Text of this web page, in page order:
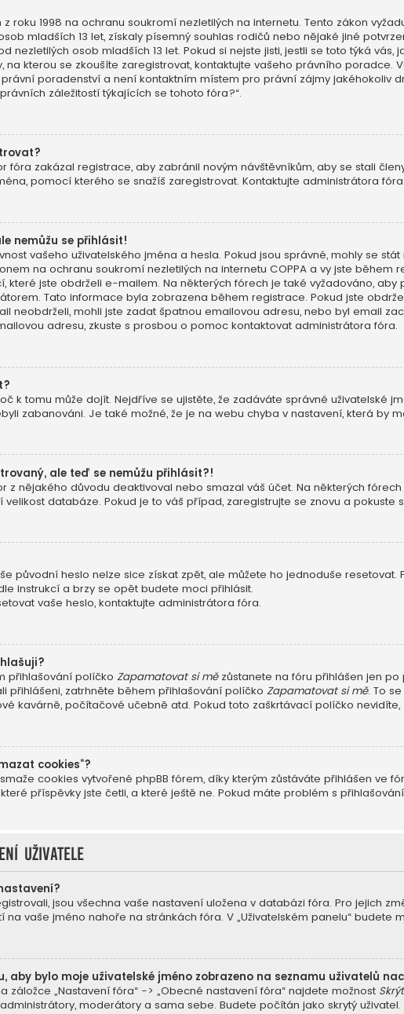
z roku 1998 na ochranu soukromí nezletilých na internetu. Tento zákon
mladších 13 let, získaly písemný souhlas rodičů nebo nějaké jiné
nezletilých osob mladších 13 let. Pokud si nejste jisti, jestli se toto týká
na kterou se zkoušíte zaregistrovat, kontaktujte vašeho právního poradce.
poradenství a není kontaktním místem pro právní zájmy jakéhokoliv
záležitostí týkajících se tohoto fóra?“.
fóra zakázal registrace, aby zabránil novým návštěvníkům, aby se stali
pomocí kterého se snažíš zaregistrovat. Kontaktujte administrátora
nemůžu se přihlásit!
vašeho uživatelského jména a hesla. Pokud jsou správné, mohly se
na ochranu soukromí nezletilých na internetu COPPA a vy jste
které jste obdrželi e-mailem. Na některých fórech je také vyžadováno,
Tato informace byla zobrazena během registrace. Pokud jste
neobdrželi, mohli jste zadat špatnou emailovou adresu, nebo byl email
adresu, zkuste s prosbou o pomoc kontaktovat administrátora fóra.
k tomu může dojít. Nejdříve se ujistěte, že zadáváte správné uživatelské
zabanováni. Je také možné, že je na webu chyba v nastavení, která by
ale teď se nemůžu přihlásit?!
z nějakého důvodu deaktivoval nebo smazal váš účet. Na některých
velikost databáze. Pokud je to váš případ, zaregistrujte se znovu a pokuste
původní heslo nelze sice získat zpět, ale můžete ho jednoduše
instrukcí a brzy se opět budete moci přihlásit.
vaše heslo, kontaktujte administrátora fóra.
přihlašování políčko Zapamatovat si mězůstanete na fóru přihlášen jen po
přihlášeni, zatrhněte během přihlašování políčko Zapamatovat si mě. To
kavárně, počítačové učebně atd. Pokud toto zaškrtávací políčko
cookies“?
smaže cookies vytvořené phpBB fórem, díky kterým zůstáváte přihlášen ve
příspěvky jste četli, a které ještě ne. Pokud máte problém s
uživatele
jsou všechna vaše nastavení uložena v databázi fóra. Pro jejich
na vaše jméno nahoře na stránkách fóra. V „Uživatelském panelu“
aby bylo moje uživatelské jméno zobrazeno na seznamu uživatelů
záložce „Nastavení fóra“ -> „Obecné nastavení fóra“ najdete možnost
moderátory a sama sebe. Budete počítán jako skrytý uživatel.